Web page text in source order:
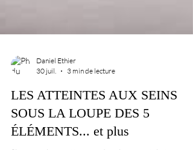
Daniel Ethier
30 juil.
3 min de lecture
LES ATTEINTES AUX SEINS
SOUS LA LOUPE DES 5